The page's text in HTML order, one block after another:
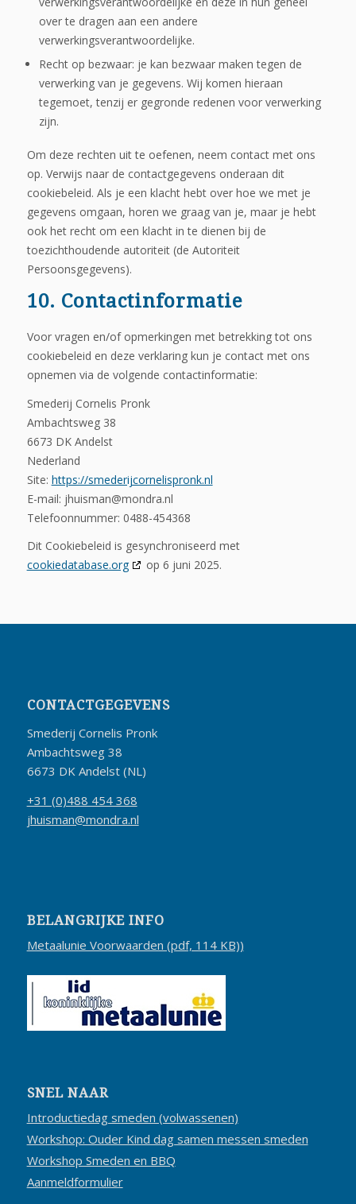
over te dragen aan een andere
verwerkingsverantwoordelijke.
Recht op bezwaar: je kan bezwaar maken tegen de
verwerking van je gegevens. Wij komen hieraan
tegemoet, tenzij er gegronde redenen voor verwerking
zijn.
Om deze rechten uit te oefenen, neem contact met ons
op. Verwijs naar de contactgegevens onderaan dit
cookiebeleid. Als je een klacht hebt over hoe we met je
gegevens omgaan, horen we graag van je, maar je hebt
ook het recht om een klacht in te dienen bij de
toezichthoudende autoriteit (de Autoriteit
Persoonsgegevens).
10. Contactinformatie
Voor vragen en/of opmerkingen met betrekking tot ons
cookiebeleid en deze verklaring kun je contact met ons
opnemen via de volgende contactinformatie:
Smederij Cornelis Pronk
Ambachtsweg 38
6673 DK Andelst
Nederland
Site: https://smederijcornelispronk.nl
E-mail: jhuisman@mondra.nl
Telefoonnummer: 0488-454368
Dit Cookiebeleid is gesynchroniseerd met
cookiedatabase.org
op 6 juni 2025.
CONTACTGEGEVENS
Smederij Cornelis Pronk
Ambachtsweg 38
6673 DK Andelst (NL)
+31 (0)488 454 368
jhuisman@mondra.nl
BELANGRIJKE INFO
Metaalunie Voorwaarden (pdf, 114 KB))
SNEL NAAR
Introductiedag smeden (volwassenen)
Workshop: Ouder Kind dag samen messen smeden
Workshop Smeden en BBQ
Aanmeldformulier